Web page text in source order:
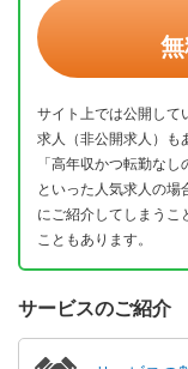
無
サイト上では公開して
求人（非公開求人）も
「高年収かつ転勤な
といった人気求人の場
にご紹介してしまうこ
こともあります。
サービスのご紹介